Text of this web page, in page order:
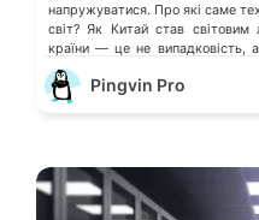
напружуватися. Про які саме
світ? Як Китай став світовим
країни — це не випадковість,
інвестицій, жорсткого
Pingvin Pro